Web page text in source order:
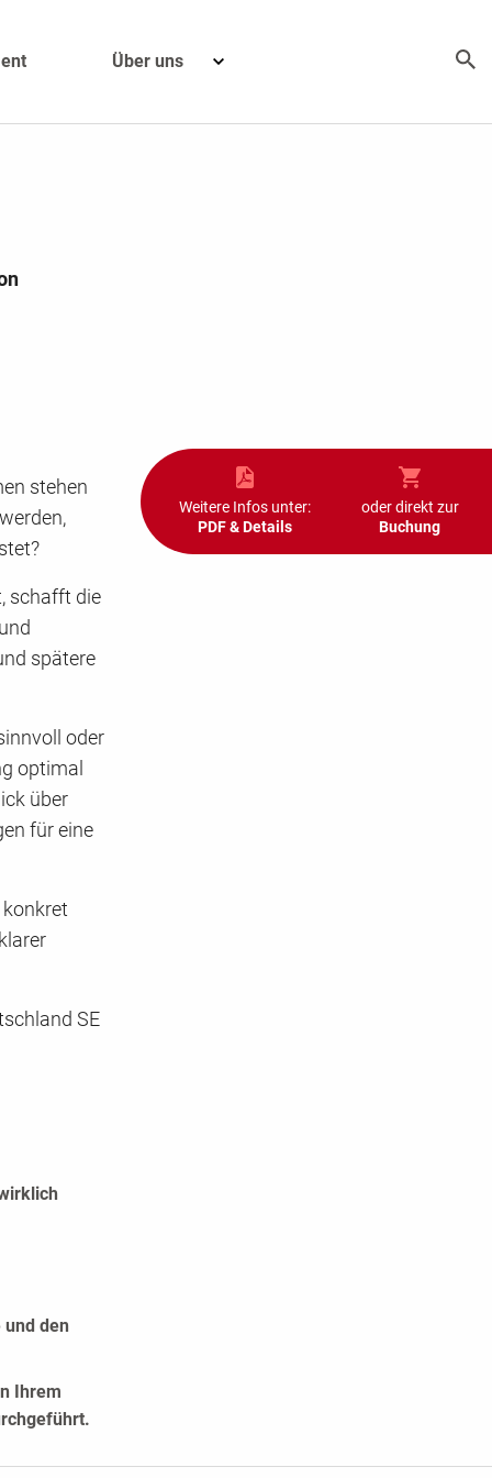
Über uns
Weitere Infos unter:
PDF & Details
oder direkt zur
Buchung
stehen
schafft die
spätere
oder
optimal
über
für eine
SE
den
Ihrem